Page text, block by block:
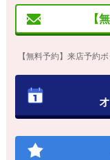
【
【無料予約】来店予約